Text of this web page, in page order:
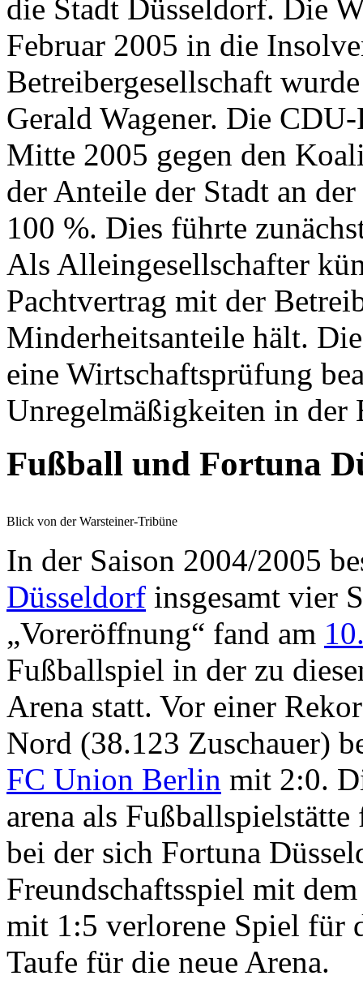
die Stadt Düsseldorf. Die
Februar 2005 in die
Betreibergesellschaft
Gerald Wagener. Die
Mitte 2005 gegen den
der Anteile der Stadt an
100 %. Dies führte
Als Alleingesellschafter
Pachtvertrag mit der
Minderheitsanteile hält.
eine Wirtschaftsprüfung
Unregelmäßigkeiten in der
Fußball und Fortuna
Blick von der Warsteiner-Tribüne
In der Saison 2004/2005
Düsseldorf insgesamt vier
„Voreröffnung“ fand am
Fußballspiel in der zu
Arena statt. Vor einer
Nord (38.123 Zuschauer)
FC Union Berlin mit 2:0.
arena als
bei der sich Fortuna
Freundschaftsspiel mit
mit 1:5 verlorene Spiel für
Taufe für die neue Arena.